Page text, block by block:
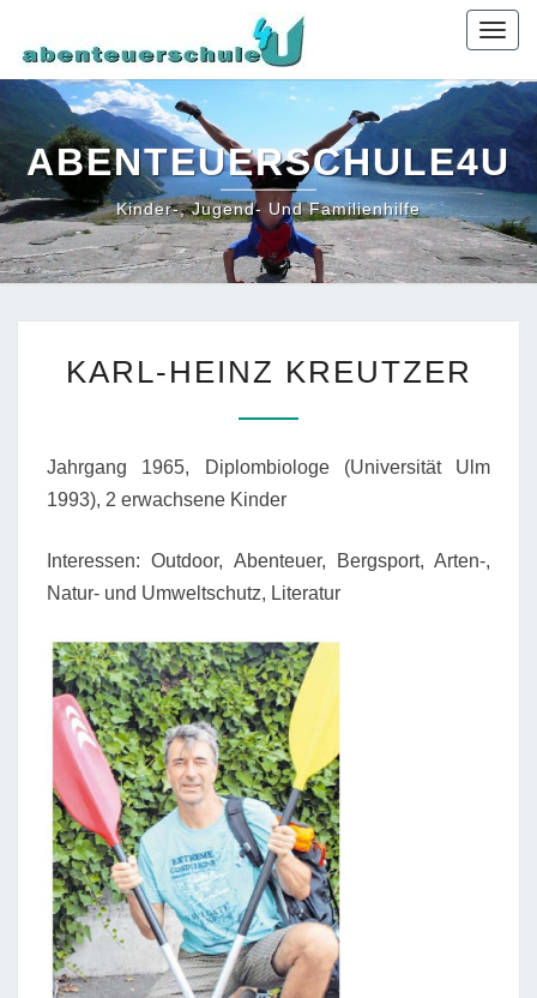
ABENTEUERSCHULE4U
Kinder-, Jugend- Und Familienhilfe
HEINZ
KARL-HEINZ KREUTZER
Jahrgang 1965, Diplombiologe (Universität Ulm
1993), 2 erwachsene Kinder
Interessen: Outdoor, Abenteuer, Bergsport, Arten-,
Natur- und Umweltschutz, Literatur